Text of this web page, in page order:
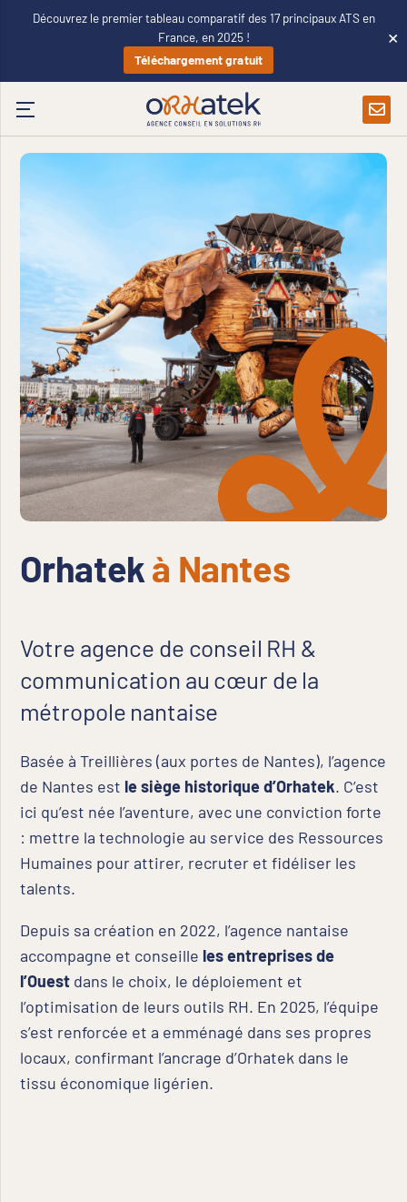
Découvrez le premier tableau comparatif des 17 principaux ATS en
France, en 2025 !
Téléchargement gratuit
×
Orhatekà Nantes
Votre agence de conseil RH &
communication au cœur de la
métropole nantaise
Basée à Treillières (aux portes de Nantes), l’agence
de Nantes est le siège historique d’Orhatek. C’est
ici qu’est née l’aventure, avec une conviction forte
: mettre la technologie au service des Ressources
Humaines pour attirer, recruter et fidéliser les
talents.
Depuis sa création en 2022, l’agence nantaise
accompagne et conseille les entreprises de
l’Ouestdans le choix, le déploiement et
l’optimisation de leurs outils RH. En 2025, l’équipe
s’est renforcée et a emménagé dans ses propres
locaux, confirmant l’ancrage d’Orhatek dans le
tissu économique ligérien.